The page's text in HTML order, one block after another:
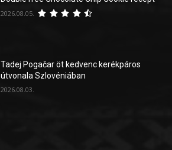
2026.08.05.
Tadej Pogačar öt kedvenc kerékpáros
útvonala Szlovéniában
2026.08.03.